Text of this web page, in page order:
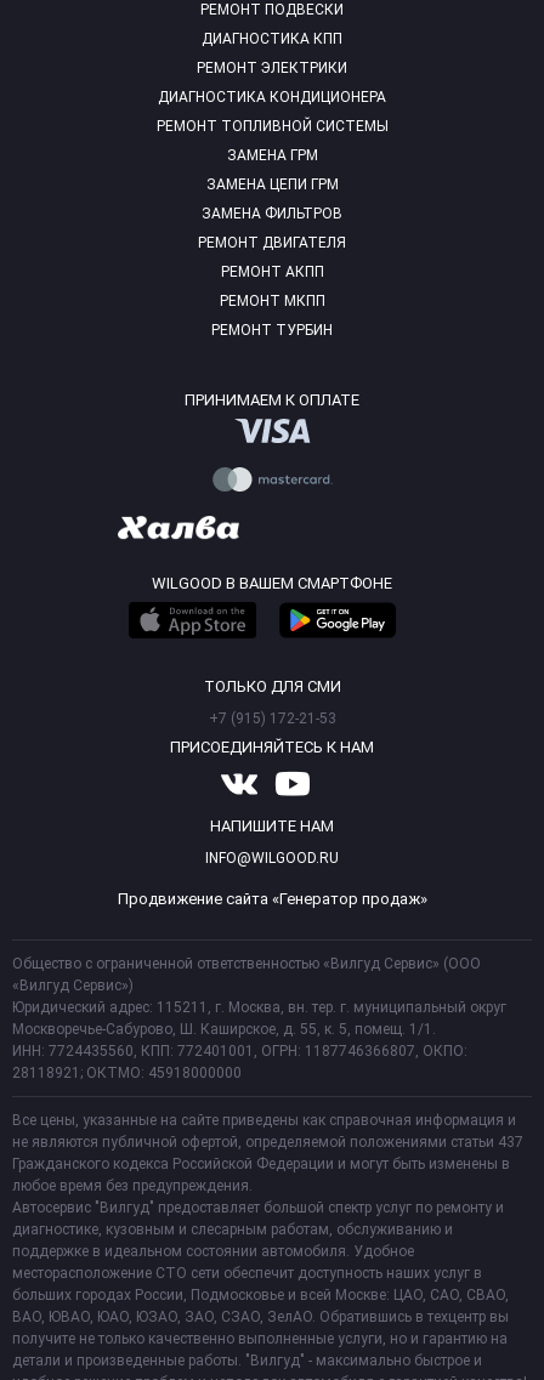
РЕМОНТ ПОДВЕСКИ
ДИАГНОСТИКА КПП
РЕМОНТ ЭЛЕКТРИКИ
ДИАГНОСТИКА КОНДИЦИОНЕРА
РЕМОНТ ТОПЛИВНОЙ СИСТЕМЫ
ЗАМЕНА ГРМ
ЗАМЕНА ЦЕПИ ГРМ
ЗАМЕНА ФИЛЬТРОВ
РЕМОНТ ДВИГАТЕЛЯ
РЕМОНТ АКПП
РЕМОНТ МКПП
РЕМОНТ ТУРБИН
ПРИНИМАЕМ К ОПЛАТЕ
WILGOOD В ВАШЕМ СМАРТФОНЕ
ТОЛЬКО ДЛЯ СМИ
+7 (915) 172-21-53
ПРИСОЕДИНЯЙТЕСЬ К НАМ
НАПИШИТЕ НАМ
INFO@WILGOOD.RU
Продвижение сайта «Генератор продаж»
Общество с ограниченной ответственностью «Вилгуд Сервис» (ООО
«Вилгуд Сервис»)
Юридический адрес: 115211, г. Москва, вн. тер. г. муниципальный округ
Москворечье-Сабурово, Ш. Каширское, д. 55, к. 5, помещ. 1/1.
ИНН: 7724435560, КПП: 772401001, ОГРН: 1187746366807, ОКПО:
28118921; ОКТМО: 45918000000
Все цены, указанные на сайте приведены как справочная информация и
не являются публичной офертой, определяемой положениями статьи 437
Гражданского кодекса Российской Федерации и могут быть изменены в
любое время без предупреждения.
Автосервис "Вилгуд" предоставляет большой спектр услуг по ремонту и
диагностике, кузовным и слесарным работам, обслуживанию и
поддержке в идеальном состоянии автомобиля. Удобное
месторасположение СТО сети обеспечит доступность наших услуг в
больших городах России, Подмосковье и всей Москве: ЦАО, САО, СВАО,
ВАО, ЮВАО, ЮАО, ЮЗАО, ЗАО, СЗАО, ЗелАО. Обратившись в техцентр вы
получите не только качественно выполненные услуги, но и гарантию на
детали и произведенные работы. "Вилгуд" - максимально быстрое и